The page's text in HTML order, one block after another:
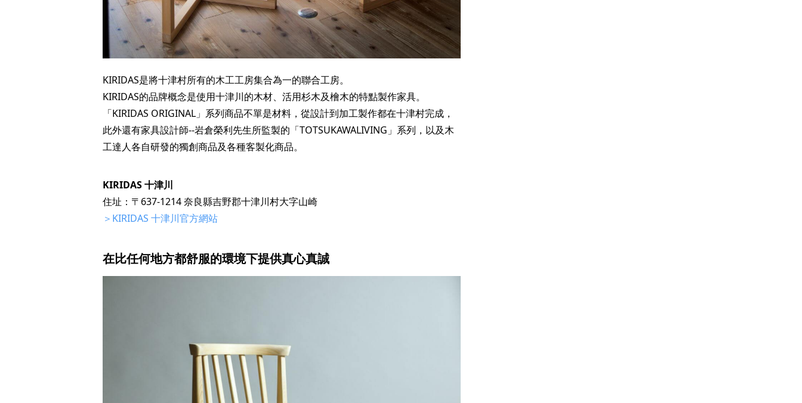
KIRIDAS是將十津村所有的木工工房集合為一的聯合工房。
KIRIDAS的品牌概念是使用十津川的木材、活用杉木及檜木的特點製作家具。
「KIRIDAS ORIGINAL」系列商品不單是材料，從設計到加工製作都在十津村完成，
此外還有家具設計師‐-岩倉榮利先生所監製的「TOTSUKAWALIVING」系列，以及木
工達人各自研發的獨創商品及各種客製化商品。
KIRIDAS 十津川
住址：〒637-1214 奈良縣吉野郡十津川村大字山崎
＞KIRIDAS 十津川官方網站
在比任何地方都舒服的環境下提供真心真誠